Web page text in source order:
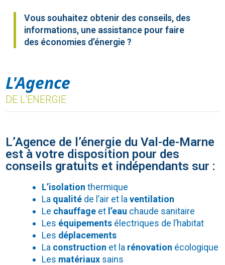
Vous souhaitez obtenir des conseils, des
informations, une assistance pour faire
des économies d’énergie ?
L'Agence
DE L'ENERGIE
L’Agence de l’énergie du Val-de-Marne
est à votre disposition pour des
conseils gratuits et indépendants sur :
L’isolation thermique
La qualité de l’air et laventilation
Le chauffage et l’eau chaude sanitaire
Les équipements électriques de l’habitat
Les déplacements
La construction et la rénovation écologique
Les matériaux sains